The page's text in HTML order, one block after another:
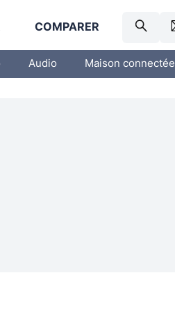
COMPARER
Audio Maison connectée